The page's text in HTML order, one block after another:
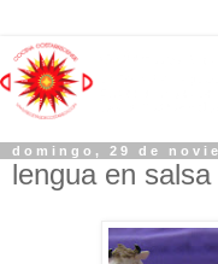
domingo, 29 de
lengua en salsa